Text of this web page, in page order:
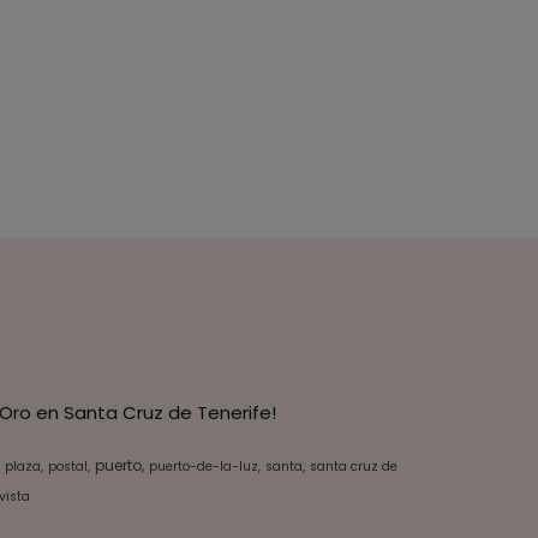
en Santa Cruz de Tenerife!
plaza postal puerto puerto-de-la-luz santa santa cruz de
vista